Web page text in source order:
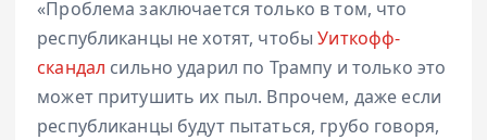
«Проблема заключается только в том, что
республиканцы не хотят, чтобыУиткофф-
скандал сильно ударил по Трампу и только это
может притушить их пыл. Впрочем, даже если
республиканцы будут пытаться, грубо говоря,